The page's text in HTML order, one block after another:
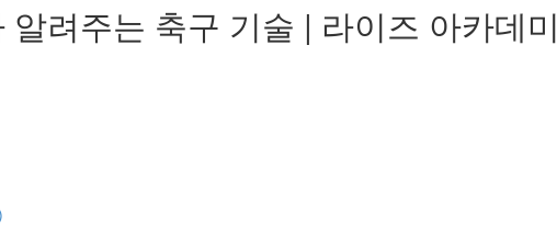
려주는 축구 기술 | 라이즈 아카데미